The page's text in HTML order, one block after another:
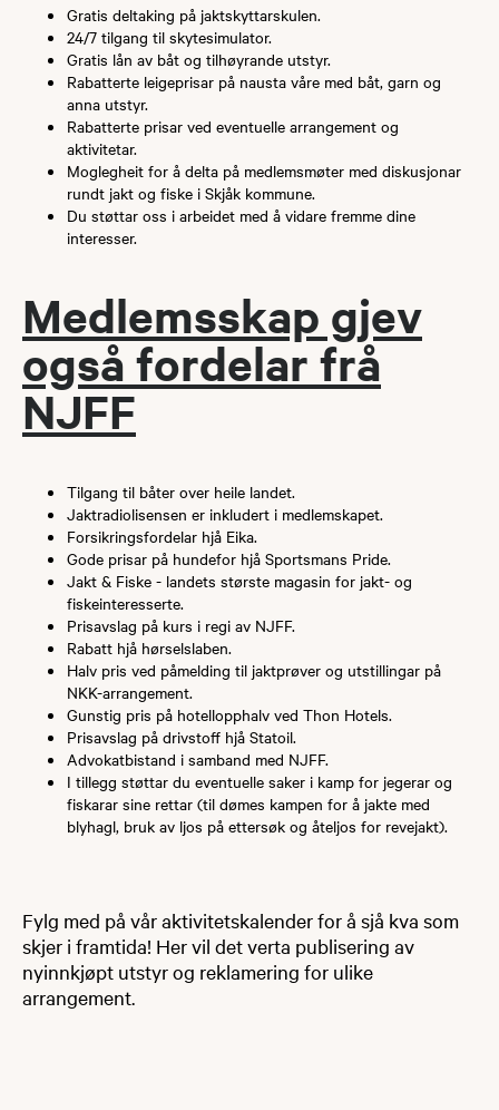
Gratis deltaking på jaktskyttarskulen.
24/7 tilgang til skytesimulator.
Gratis lån av båt og tilhøyrande utstyr.
Rabatterte leigeprisar på nausta våre med båt, garn og
anna utstyr. ​
Rabatterte prisar ved eventuelle arrangement og
aktivitetar.
Moglegheit for å delta på medlemsmøter med diskusjonar
rundt jakt og fiske i Skjåk kommune.
Du støttar oss i arbeidet med å vidare fremme dine
interesser.
​​Medlemsskap gjev
også fordelar frå
NJFF​
​Tilgang til båter over heile landet.
Jaktradiolisensen er inkludert i medlemskapet.
Forsikringsfordelar hjå Eika.
Gode prisar på hundefor hjå Sportsmans Pride.
Jakt & Fiske - landets største magasin for jakt- og
fiskeinteresserte.
Prisavslag på kurs i regi av NJFF.
Rabatt hjå hørselslaben.
Halv pris ved påmelding til jaktprøver og utstillingar på
NKK-arrangement.
Gunstig pris på hotellopphalv ved Thon Hotels.
Prisavslag på drivstoff hjå Statoil.
Advokatbistand i samband med NJFF.
I tillegg støttar du eventuelle saker i kamp for jegerar og
fiskarar sine rettar (til dømes kampen for å jakte med
blyhagl, bruk av ljos på ettersøk og åteljos for revejakt).
Fylg med på vår aktivitetskalender for å sjå kva som
skjer i framtida! Her vil det verta publisering av
nyinnkjøpt utstyr og reklamering for ulike
arrangement.